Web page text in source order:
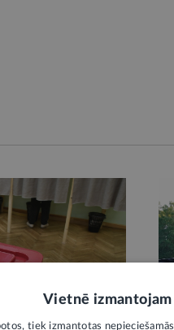
Vietnē
tiek izmantotas